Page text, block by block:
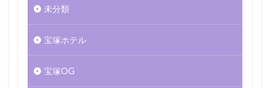
未分類
宝塚ホテル
宝塚OG